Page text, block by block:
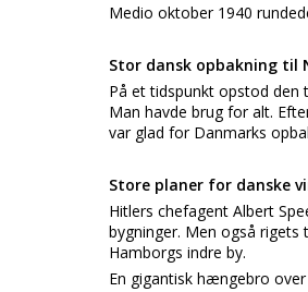
Medio oktober 1940
Stor dansk opbakning til
På et tidspunkt opstod den
Man havde brug for alt.
var glad for Danmarks
Store planer for danske
Hitlers chefagent Albert
bygninger. Men også
Hamborgs indre by.
En gigantisk hængebro